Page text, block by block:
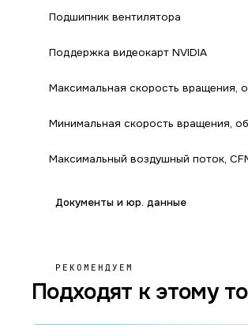
Подшипник вентилятора
Поддержка видеокарт NVIDIA
Максимальная скорость вращения,
Минимальная скорость вращения,
Максимальный воздушный поток,
Документы и юр. данные
РЕКОМЕНДУЕМ
Подходят к этому